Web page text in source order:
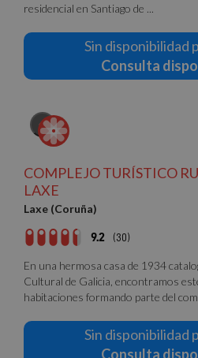
residencial en Santiago de ...
Sin disponibilidad
Consulta
COMPLEJO TURÍSTICO
LAXE
Laxe (Coruña)
9.2 (30)
En una hermosa casa de 1934
Cultural de Galicia, encontramos
habitaciones formando parte del
Sin disponibilidad
Consulta